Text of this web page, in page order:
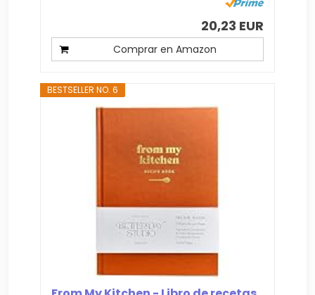
20,23 EUR
Comprar en Amazon
BESTSELLER NO. 6